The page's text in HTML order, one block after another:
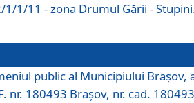
1/11 - zona Drumul Gării -
public al Municipiului Braşov,
nr. 180493 Brașov, nr. cad.